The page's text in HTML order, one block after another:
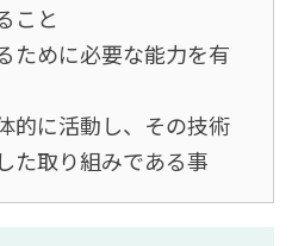
こと
めに必要な能力を有
的に活動し、その技術
た取り組みである事